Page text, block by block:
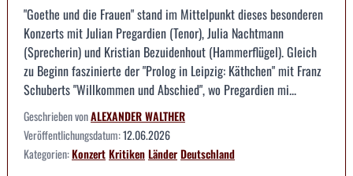
"Goethe und die Frauen" stand im Mittelpunkt dieses besonderen
Konzerts mit Julian Pregardien (Tenor), Julia Nachtmann
(Sprecherin) und Kristian Bezuidenhout (Hammerflügel). Gleich
zu Beginn faszinierte der "Prolog in Leipzig: Käthchen" mit Franz
Schuberts "Willkommen und Abschied", wo Pregardien mi...
Geschrieben vonALEXANDER WALTHER
Veröffentlichungsdatum:12.06.2026
Kategorien:KonzertKritikenLänderDeutschland